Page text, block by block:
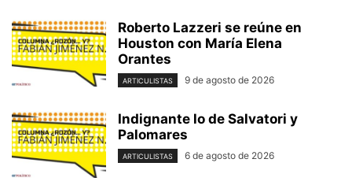
Roberto Lazzeri se reúne en
Houston con María Elena
Orantes
ARTICULISTAS 9 de agosto de 2026
Indignante lo de Salvatori y
Palomares
ARTICULISTAS 6 de agosto de 2026